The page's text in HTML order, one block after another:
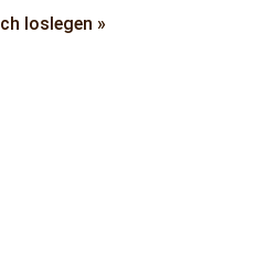
loslegen »